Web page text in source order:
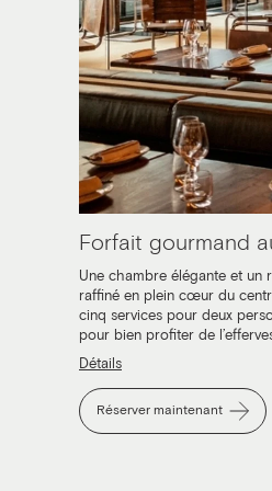
Forfait gourmand
Une chambre élégante et un
raffiné en plein cœur du
cinq services pour deux
pour bien profiter de
Détails
Réserver maintenant